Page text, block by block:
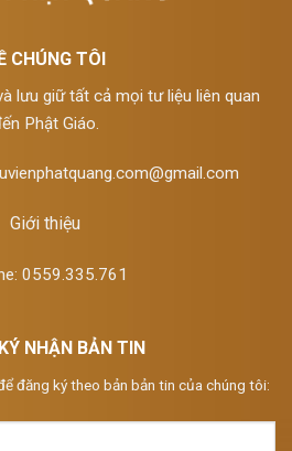
CHÚNG TÔI
lưu giữ tất cả mọi tư liệu liên quan
Phật Giáo.
Giới thiệu
0559.335.761
NHẬN BẢN TIN
đăng ký theo bản bản tin của chúng tôi: